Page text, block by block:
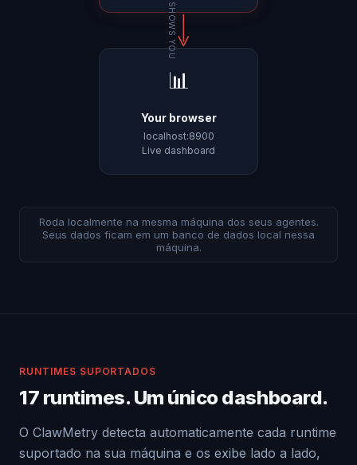
SHOWS YOU
📊
Your browser
localhost:8900
Live dashboard
Roda localmente na mesma máquina dos seus agentes.
Seus dados ficam em um banco de dados local nessa
máquina.
RUNTIMES SUPORTADOS
17 runtimes. Um único dashboard.
O ClawMetry detecta automaticamente cada runtime
suportado na sua máquina e os exibe lado a lado,